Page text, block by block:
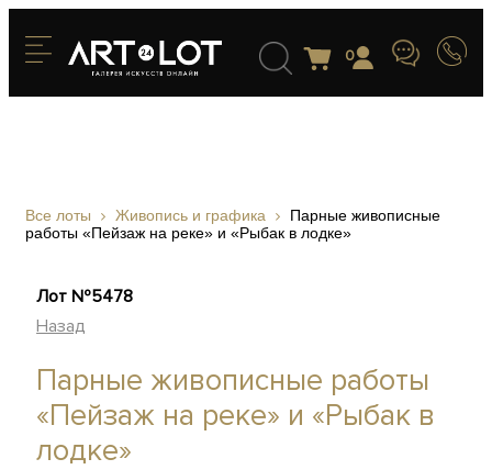
0
Все лоты Живопись и графика
Парные живописные
работы «Пейзаж на реке» и «Рыбак в лодке»
Лот №5478
Назад
Парные живописные работы
«Пейзаж на реке» и «Рыбак в
лодке»